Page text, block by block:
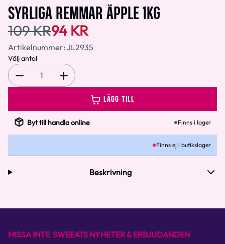
SYRLIGA REMMAR ÄPPLE 1KG
109 KR94 KR
Artikelnummer: JL2935
Välj antal
1
LÄGG TILL
Byt till handla online Finns i lager
Finns ej i butikslager
Beskrivning
MISSA INTE SWEEATS NYHETER & ERBJUDANDEN